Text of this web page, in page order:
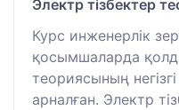
Электр тізбектер
Курс инженерлік
қосымшаларда
теориясының
арналған. Электр